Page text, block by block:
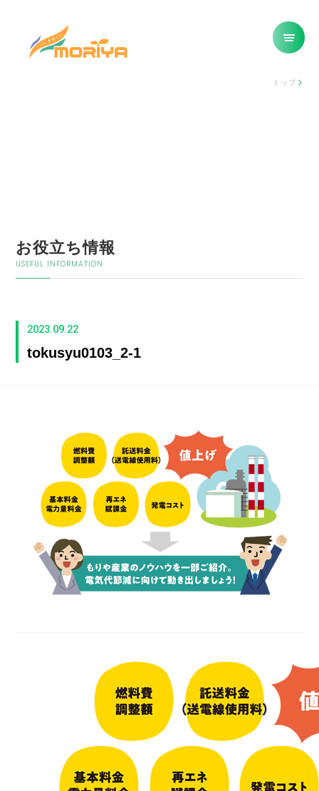
トップ
お役立ち情報
USEFUL INFORMATION
2023.09.22
tokusyu0103_2-1